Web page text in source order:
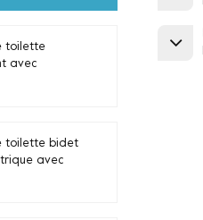
toilette
avec
toilette bidet
avec